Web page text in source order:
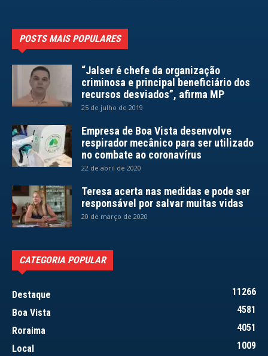
POSTS MAIS POPULARES
“Jalser é chefe da organização
criminosa e principal beneficiário dos
recursos desviados”, afirma MP
25 de julho de 2019
Empresa de Boa Vista desenvolve
respirador mecânico para ser utilizado
no combate ao coronavírus
22 de abril de 2020
Teresa acerta nas medidas e pode ser
responsável por salvar muitas vidas
20 de março de 2020
CATEGORIA POPULAR
Destaque
11266
Boa Vista
4581
Roraima
4051
Local
1009